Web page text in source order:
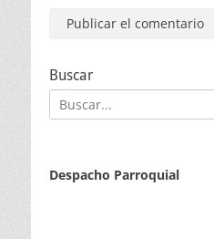
Buscar
Buscar:
Despacho Parroquial